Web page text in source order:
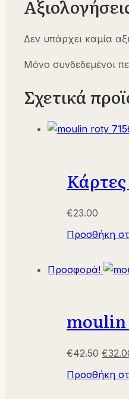
Δεν υπάρχει καμία
Μόνο συνδεδεμένοι
Σχετικά
€23.00
Προσθήκη
Προσφορά!
moulin
€42.50
price
€
Προσθήκη